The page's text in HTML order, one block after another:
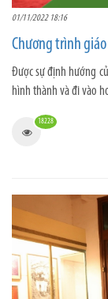
01/11/2022 18:16
Chương trình giáo
Được sự định hướng
hình thành và đi vào
18228